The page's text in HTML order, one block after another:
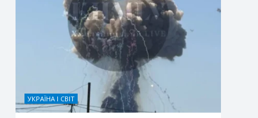
УКРАЇНА І СВІТ